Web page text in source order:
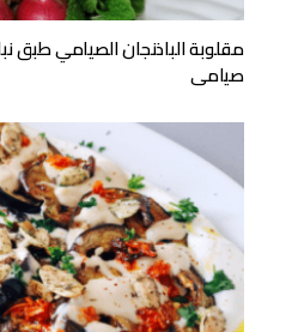
مقلوبة الباذنجان الصيامي
صيامى